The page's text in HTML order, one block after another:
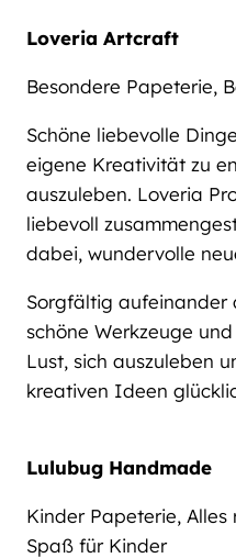
Loveria Artcraft
Besondere Papeterie,
Schöne liebevolle
eigene Kreativität zu
auszuleben. Loveria
liebevoll
dabei, wundervolle
Sorgfältig aufeinander
schöne Werkzeuge
Lust, sich auszuleben
kreativen Ideen
Lulubug Handmade
Kinder Papeterie, Alles
Spaß für Kinder